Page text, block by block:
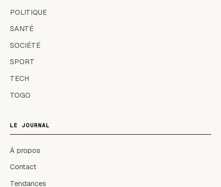
POLITIQUE
SANTÉ
SOCIÉTÉ
SPORT
TECH
TOGO
LE JOURNAL
À propos
Contact
Tendances